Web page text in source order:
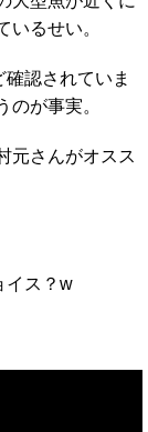
いるせい。
認されていま
が事実。
元さんがオスス
イス？w